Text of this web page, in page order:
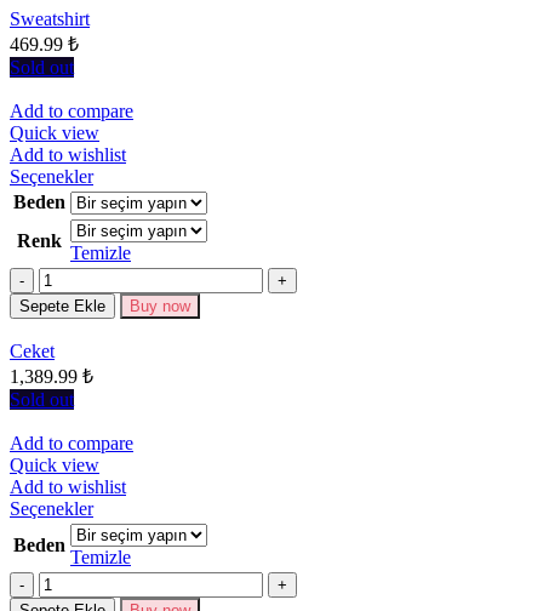
Sweatshirt
469.99 ₺
Sold out
Add to compare
Quick view
Add to wishlist
SeçeneklerBu
ürünün
birden
fazla
varyasyonu
Seçenekler
seçilebilir
Beden
Renk
Temizle
Miktar
Sepete Ekle Buy now
Ceket
1,389.99 ₺
Sold out
Add to compare
Quick view
Add to wishlist
SeçeneklerBu
ürünün
birden
fazla
varyasyonu
Beden
Temizle
Miktar